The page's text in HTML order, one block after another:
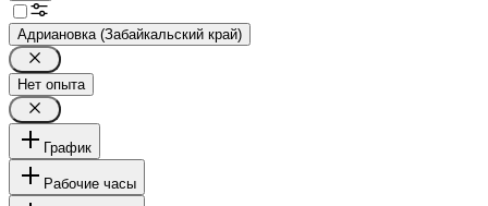
Адриановка (Забайкальский край)
Нет опыта
График
Рабочие часы